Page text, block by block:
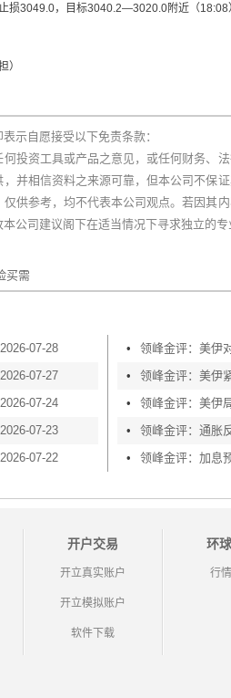
损3049.0，目标3040.2—3020.0附近（18:08
）
示自愿接受以下免责条款：
投资工具或产品之意见，或任何财务、
并相信资料之来源可靠，但本公司不保
供参考，均不代表本公司观点。若因其
公司建议阁下在适当情况下寻求独立的专
买需
2026-07-28
2026-07-27
2026-07-24
2026-07-23
2026-07-22
•
•
•
•
•
开户交易
开立真实账户
开立模拟账户
软件下载
环
行